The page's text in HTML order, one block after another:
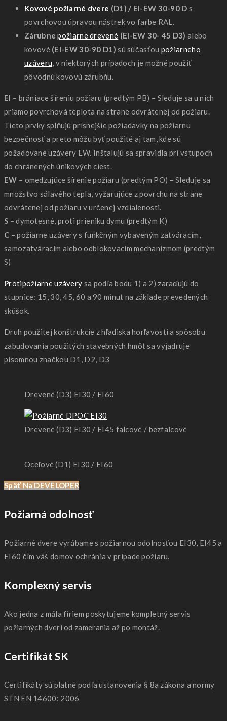
Kovové požiarné dvere (D1) / EI-EW 30-90 D s
povrchovou úpravou nástrek vo farbe RAL.
Zárubne požiarne drevené (EI-EW 30- 45 D3) alebo
kovové (EI-EW 30-90 D1) sú súčasťou požiarneho
uzáveru, v niektorých prípadoch je možné použiť
pôvodnú kovovú zárubňu.
EI – brániace šíreniu požiaru (predtým PB) – Sleduje sa u nich
priamo povrchová teplota na strane odvrátenej od požiaru.
Tieto prvky splňujú prísnejšie požiadavky na požiarnu
bezpečnosť a preto môžu byť použité aj tam, kde sú
požadované uzávery EW. Inštalujú sa spravidla pri vstupoch
do chránených únikových ciest.
EW – omedzujúce šírenie požiaru (predtým PO) – Sleduje sa
množstvo sálavého tepla, vyžarujúce z povrchu na strane
odvrátenej od požiaru v určenej vzdialenosti.
S – dymotesné, proti prieniku dymu (predtým K)
C – požiarne uzávery s funkčným vybaveným zatváracím,
samozatváracím alebo odblokovacím mechanizmom (predtým
S)
Protipožiarne uzávery sa podľa bodu 1) a 2) zaraďujú do
stupnice: 15, 30, 45, 60 a 90 minut na základe prevedených
skúšok.
Druh použitej konštrukcie z hľadiska horľavosti a spôsobu
zabudovania použitých stavebných hmôt sa vyjadruje
písomnou značkou D1, D2, D3
Drevené (D3) EI30 / EI60
Drevené (D3) EI30 / EI45 falcové / bezfalcové
Oceľové (D1) EI30 / EI60
Späť Na DEVELOPER
Požiarná odolnosť
Požiarné dvere vyrábame s požiarnou odolnosťou EI30, EI45 a
EI60 čím váš domov ochránia v prípade požiaru.
Komplexný servis
Ako jedna z mála firiem poskytujeme kompletný servis
požiarných dverí od zamerania až po montáž.
Certifikát SK
Certifikáty sú platné podľa ustanovenia § 8a zákona a normy
STN EN 14600: 2006